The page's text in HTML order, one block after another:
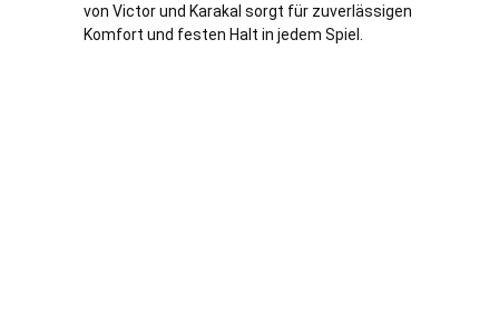
von Victor und Karakal sorgt für zuverlässigen
Komfort und festen Halt in jedem Spiel.